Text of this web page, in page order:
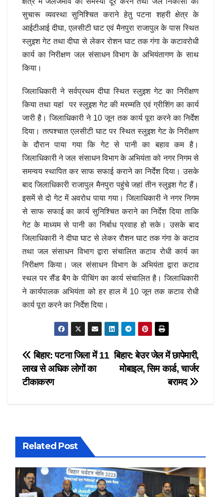
सुचारू व्यवस्था सुनिश्चित कराने हेतु पटना शहरी क्षेत्र के
आईटीआई दीघा, एलसीटी घाट एवं मैनपुरा राजापुल के पास स्थित
स्लुइश गेट तथा दीघा से लेकर रोशन घाट तक गंगा के कटावरोधी
कार्य का निरीक्षण जल संसाधन विभाग के अभियंतागण के साथ
किया।
जिलाधिकारी ने सर्वप्रथम दीघा स्थित स्लुइश गेट का निरीक्षण
किया तथा यहां पर स्लुइश गेट की मरम्मति एवं ग्रीशिंग का कार्य
जारी है। जिलाधिकारी ने 10 जून तक कार्य पूरा करने का निर्देश
दिया। तत्पश्चात एलसीटी घाट पर स्थित स्लुइश गेट के निरीक्षण
के दौरान पाया गया कि गेट से पानी का बहाव कम है।
जिलाधिकारी ने जल संसाधन विभाग के अभियंता को नगर निगम से
समन्वय स्थापित कर साफ सफाई कराने का निर्देश दिया। उसके
बाद जिलाधिकारी राजापुल मैनपुरा पहुंचे जहां तीन स्लुइश गेट हैं।
इसमें से दो गेट में अवरोध पाया गया। जिलाधिकारी ने नगर निगम
से साफ सफाई का कार्य सुनिश्चित कराने का निर्देश दिया ताकि
गेट के माध्यम से पानी का निर्बाध प्रवाह हो सके। उसके बाद
जिलाधिकारी ने दीघा घाट से लेकर रौशन घाट तक गंगा के कटाव
तथा जल संसाधन विभाग द्वारा संचालित कटाव रोधी कार्य का
निरीक्षण किया। जल संसाधन विभाग के अभियंता द्वारा कटाव
स्थल पर सैंड बैग के पीचिंग का कार्य संचालित है। जिलाधिकारी
ने कार्यपालक अभियंता को हर हाल में 10 जून तक कटाव रोधी
कार्य पूरा करने का निर्देश दिया।
Post
navigation
बिहार: बेउर जेल में छापेमारी,
मोबाइल, सिम कार्ड, चार्जर
बरामद
बिहार: पटना जिला में 11
लाख से अधिक लोगों का
टीकाकरण
Related Post